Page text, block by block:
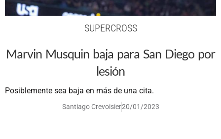
SUPERCROSS
Marvin Musquin baja para San Diego por
lesión
Posiblemente sea baja en más de una cita.
Santiago Crevoisier20/01/2023